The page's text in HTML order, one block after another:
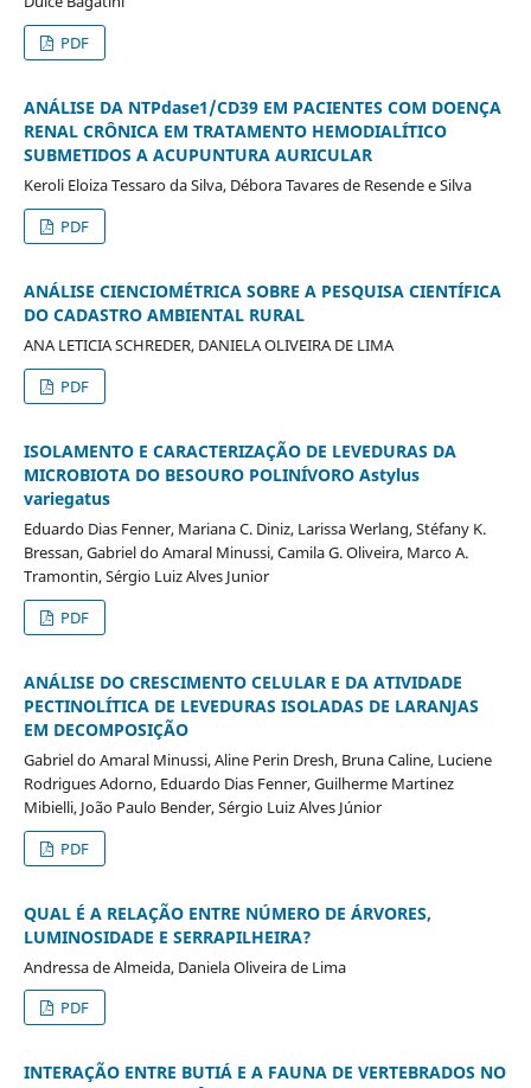
PDF
ANÁLISE DA NTPdase1/CD39 EM PACIENTES COM DOENÇA
RENAL CRÔNICA EM TRATAMENTO HEMODIALÍTICO
SUBMETIDOS A ACUPUNTURA AURICULAR
Keroli Eloiza Tessaro da Silva, Débora Tavares de Resende e Silva
PDF
ANÁLISE CIENCIOMÉTRICA SOBRE A PESQUISA CIENTÍFICA
DO CADASTRO AMBIENTAL RURAL
ANA LETICIA SCHREDER, DANIELA OLIVEIRA DE LIMA
PDF
ISOLAMENTO E CARACTERIZAÇÃO DE LEVEDURAS DA
MICROBIOTA DO BESOURO POLINÍVORO Astylus
variegatus
Eduardo Dias Fenner, Mariana C. Diniz, Larissa Werlang, Stéfany K.
Bressan, Gabriel do Amaral Minussi, Camila G. Oliveira, Marco A.
Tramontin, Sérgio Luiz Alves Junior
PDF
ANÁLISE DO CRESCIMENTO CELULAR E DA ATIVIDADE
PECTINOLÍTICA DE LEVEDURAS ISOLADAS DE LARANJAS
EM DECOMPOSIÇÃO
Gabriel do Amaral Minussi, Aline Perin Dresh, Bruna Caline, Luciene
Rodrigues Adorno, Eduardo Dias Fenner, Guilherme Martinez
Mibielli, João Paulo Bender, Sérgio Luiz Alves Júnior
PDF
QUAL É A RELAÇÃO ENTRE NÚMERO DE ÁRVORES,
LUMINOSIDADE E SERRAPILHEIRA?
Andressa de Almeida, Daniela Oliveira de Lima
PDF
INTERAÇÃO ENTRE BUTIÁ E A FAUNA DE VERTEBRADOS NO